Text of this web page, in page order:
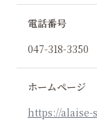
電話番号
047-318-3350
ホームページ
https://